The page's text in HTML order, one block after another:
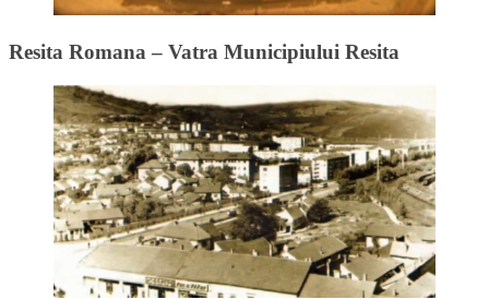
Resita Romana – Vatra Municipiului Resita